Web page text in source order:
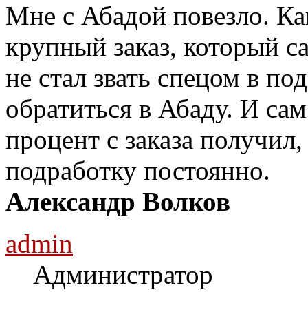
Мне с Абадой повезло.
крупный заказ, который
не стал звать спецом в
обратиться в Абаду. И
процент с заказа
подработку постоянно.
Александр Волков
admin
Администратор